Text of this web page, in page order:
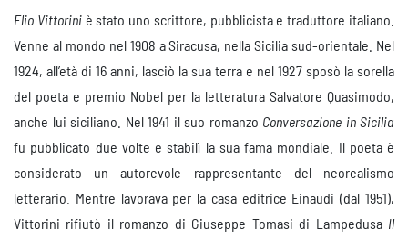
Elio Vittoriniè stato uno scrittore, pubblicista e traduttore italiano.
Venne al mondo nel 1908 a Siracusa, nella Sicilia sud-orientale. Nel
1924, all’età di 16 anni, lasciò la sua terra e nel 1927 sposò la sorella
del poeta e premio Nobel per la letteratura Salvatore Quasimodo,
anche lui siciliano. Nel 1941 il suo romanzo Conversazione in Sicilia
fu pubblicato due volte e stabilì la sua fama mondiale. Il poeta è
considerato un autorevole rappresentante del neorealismo
letterario. Mentre lavorava per la casa editrice Einaudi (dal 1951),
Vittorini rifiutò il romanzo di Giuseppe Tomasi di Lampedusa Il